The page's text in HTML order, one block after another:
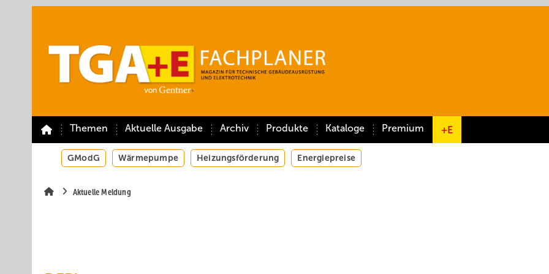
Themen Aktuelle Ausgabe Archiv Produkte Kataloge Premium +E
GModG Wärmepumpe Heizungsförderung Energiepreise
Aktuelle Meldung